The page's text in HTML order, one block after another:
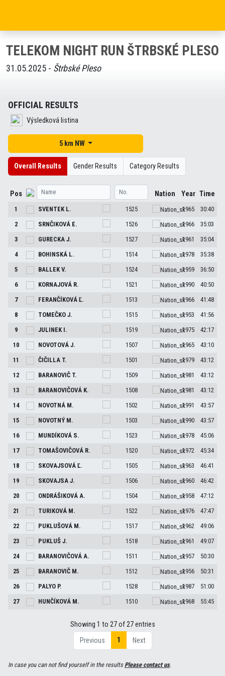
TELEKOM NIGHT RUN ŠTRBSKÉ PLESO
31.05.2025 - Štrbské Pleso
OFFICIAL RESULTS
Výsledková listina
5 km NW
Overall Results Gender Results Category Results
Pos Nation Year Time
1 SVENTEK L. 1525 1965
30:40
2
SRNČIKOVÁ E. 1526 1966
35:03
3
GURECKA J. 1527 1961
35:04
4
BOHINSKÁ L. 1514 1978
35:38
5
BALLEK V. 1524 1959
36:50
6
KORNAJOVÁ R. 1521 1990
40:50
7
FERANČÍKOVÁ Ľ. 1513 1966
41:48
8
TOMEČKO J. 1515 1953
41:56
9
JULINEK I. 1519 1975
42:17
10
NOVOTOVÁ J. 1507 1965
43:10
11
ČIČILLA T. 1501 1979
43:12
12
BARANOVIČ T. 1509 1981
43:12
13
BARANOVIČOVÁ K. 1508 1981
43:12
14
NOVOTNÁ M. 1502 1991
43:57
15
NOVOTNÝ M. 1503 1990
43:57
16
MUNDÍKOVÁ S. 1523 1978
45:06
17
TOMAŠOVIČOVÁ R. 1520 1972
45:34
18
SKOVAJSOVÁ Ľ. 1505 1963
46:41
19
SKOVAJSA J. 1506 1960
46:42
20
ONDRÁŠIKOVÁ A. 1504 1958
47:12
21
TURIKOVÁ M. 1522 1976
47:47
22
PUKLUŠOVÁ M. 1517 1962
49:06
23
PUKLUŠ J. 1518 1961
49:07
24
BARANOVIČOVÁ A. 1511 1957
50:30
25
BARANOVIČ M. 1512 1956
50:31
26
PALYO P. 1528 1987
51:00
27
HUNČÍKOVÁ M. 1510 1968 55:45
Showing 1 to 27 of 27 entries
Previous
1 Next
In case you can not find yourself in the resultsPlease contact us.